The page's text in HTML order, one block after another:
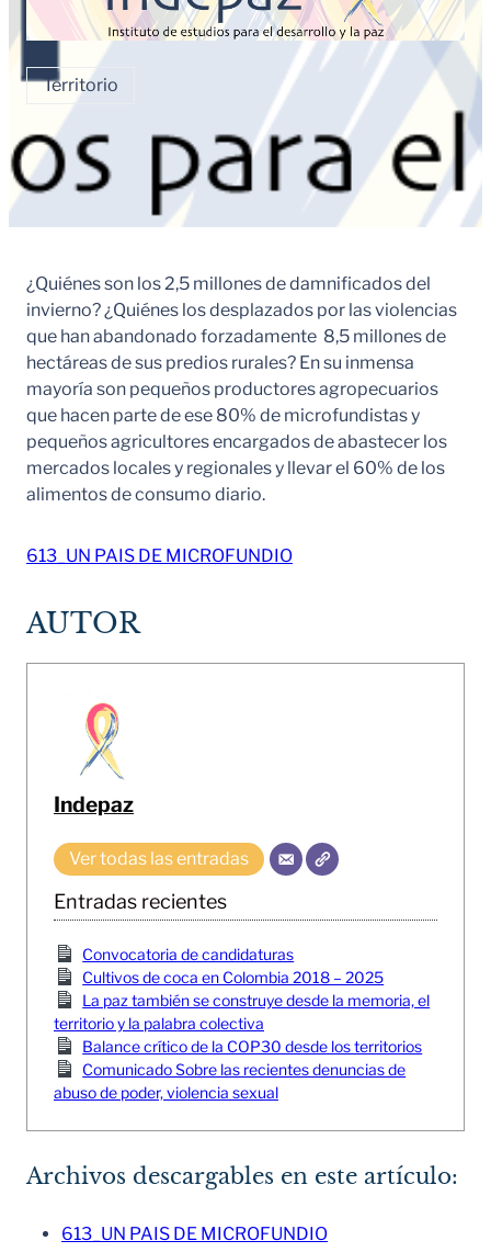
Territorio
¿Quiénes son los 2,5 millones de damnificados del
invierno? ¿Quiénes los desplazados por las violencias
que han abandonado forzadamente 8,5 millones de
hectáreas de sus predios rurales? En su inmensa
mayoría son pequeños productores agropecuarios
que hacen parte de ese 80% de microfundistas y
pequeños agricultores encargados de abastecer los
mercados locales y regionales y llevar el 60% de los
alimentos de consumo diario.
613_UN PAIS DE MICROFUNDIO
AUTOR
Indepaz
Ver todas las entradas
Entradas recientes
Convocatoria de candidaturas
Cultivos de coca en Colombia 2018 – 2025
La paz también se construye desde la memoria, el
territorio y la palabra colectiva
Balance crítico de la COP30 desde los territorios
Comunicado Sobre las recientes denuncias de
abuso de poder, violencia sexual
Archivos descargables en este artículo:
613_UN PAIS DE MICROFUNDIO